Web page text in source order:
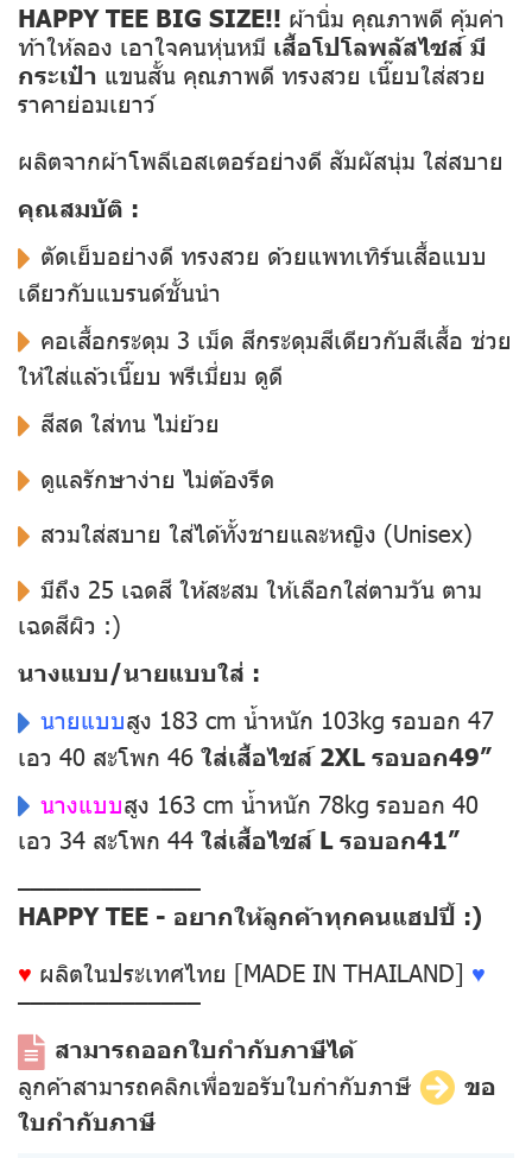
HAPPY TEE BIG SIZE!! ผ้านิ่ม คุณภาพดี คุ้มค่า
ท้าให้ลอง เอาใจคนหุ่นหมี เสื้อโปโลพลัสไซส์ มี
กระเป๋า แขนสั้น คุณภาพดี ทรงสวย เนี๊ยบใส่สวย
ราคาย่อมเยาว์
ผลิตจากผ้าโพลีเอสเตอร์อย่างดี สัมผัสนุ่ม ใส่สบาย
คุณสมบัติ :
ตัดเย็บอย่างดี ทรงสวย ด้วยแพทเทิร์นเสื้อแบบ
เดียวกับแบรนด์ชั้นนำ
คอเสื้อกระดุม 3 เม็ด สีกระดุมสีเดียวกับสีเสื้อ ช่วย
ให้ใส่แล้วเนี๊ยบ พรีเมี่ยม ดูดี
สีสด ใส่ทน ไม่ย้วย
ดูแลรักษาง่าย ไม่ต้องรีด
สวมใส่สบาย ใส่ได้ทั้งชายและหญิง (Unisex)
มีถึง 25 เฉดสี ให้สะสม ให้เลือกใส่ตามวัน ตาม
เฉดสีผิว :)
นางแบบ/นายแบบใส่ :
นายแบบสูง 183 cm น้ำหนัก 103kg รอบอก 47
เอว 40 สะโพก 46 ใส่เสื้อไซส์ 2XL รอบอก49”
นางแบบสูง 163 cm น้ำหนัก 78kg รอบอก 40
เอว 34 สะโพก 44 ใส่เสื้อไซส์ L รอบอก41”
––––––––––––––
HAPPY TEE - อยากให้ลูกค้าทุกคนแฮปปี้ :)
♥ ผลิตในประเทศไทย [MADE IN THAILAND] ♥
––––––––––––––
สามารถออกใบกำกับภาษีได้
ลูกค้าสามารถคลิกเพื่อขอรับใบกำกับภาษี
ขอ
ใบกำกับภาษี